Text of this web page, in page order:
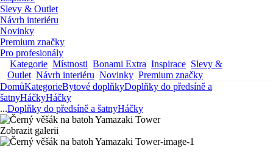
Slevy & Outlet
Návrh interiéru
Novinky
Premium značky
Pro profesionály
Kategorie Místnosti Bonami Extra Inspirace Slevy &
Outlet Návrh interiéru Novinky Premium značky
DomůKategorieBytové doplňkyDoplňky do předsíně a
šatnyHáčkyHáčky
...Doplňky do předsíně a šatnyHáčky
Zobrazit galerii